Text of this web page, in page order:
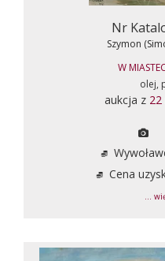
Nr
Szymon
W
olej,
aukcja z
Cena
...